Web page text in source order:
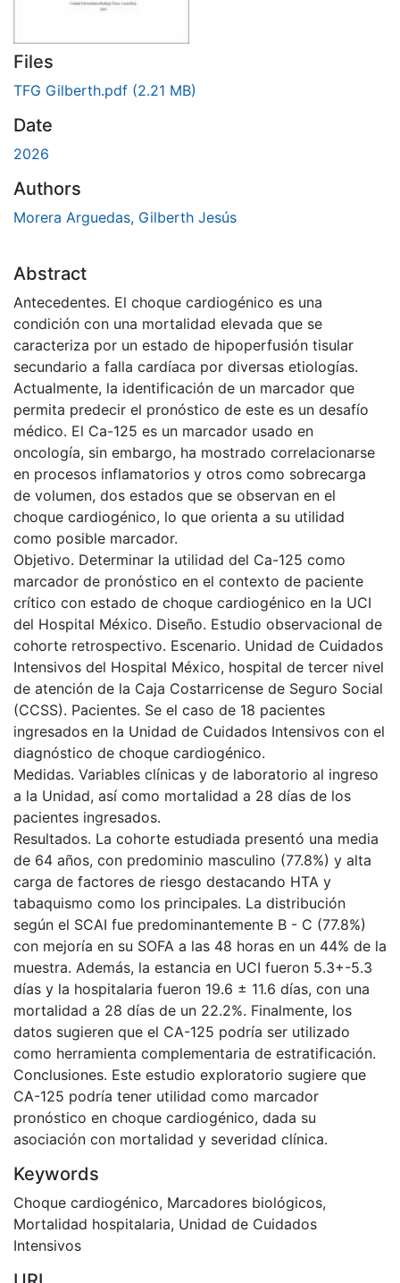
Files
TFG Gilberth.pdf (2.21 MB)
Date
2026
Authors
Morera Arguedas, Gilberth Jesús
Abstract
Antecedentes. El choque cardiogénico es una
condición con una mortalidad elevada que se
caracteriza por un estado de hipoperfusión tisular
secundario a falla cardíaca por diversas etiologías.
Actualmente, la identificación de un marcador que
permita predecir el pronóstico de este es un desafío
médico. El Ca-125 es un marcador usado en
oncología, sin embargo, ha mostrado correlacionarse
en procesos inflamatorios y otros como sobrecarga
de volumen, dos estados que se observan en el
choque cardiogénico, lo que orienta a su utilidad
como posible marcador.
Objetivo. Determinar la utilidad del Ca-125 como
marcador de pronóstico en el contexto de paciente
crítico con estado de choque cardiogénico en la UCI
del Hospital México. Diseño. Estudio observacional de
cohorte retrospectivo. Escenario. Unidad de Cuidados
Intensivos del Hospital México, hospital de tercer nivel
de atención de la Caja Costarricense de Seguro Social
(CCSS). Pacientes. Se el caso de 18 pacientes
ingresados en la Unidad de Cuidados Intensivos con el
diagnóstico de choque cardiogénico.
Medidas. Variables clínicas y de laboratorio al ingreso
a la Unidad, así como mortalidad a 28 días de los
pacientes ingresados.
Resultados. La cohorte estudiada presentó una media
de 64 años, con predominio masculino (77.8%) y alta
carga de factores de riesgo destacando HTA y
tabaquismo como los principales. La distribución
según el SCAI fue predominantemente B - C (77.8%)
con mejoría en su SOFA a las 48 horas en un 44% de la
muestra. Además, la estancia en UCI fueron 5.3+-5.3
días y la hospitalaria fueron 19.6 ± 11.6 días, con una
mortalidad a 28 días de un 22.2%. Finalmente, los
datos sugieren que el CA-125 podría ser utilizado
como herramienta complementaria de estratificación.
Conclusiones. Este estudio exploratorio sugiere que
CA-125 podría tener utilidad como marcador
pronóstico en choque cardiogénico, dada su
asociación con mortalidad y severidad clínica.
Keywords
Choque cardiogénico, Marcadores biológicos,
Mortalidad hospitalaria, Unidad de Cuidados
Intensivos